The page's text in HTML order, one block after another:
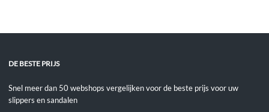
DE BESTE PRIJS
Snel meer dan 50 webshops vergelijken voor de beste prijs voor uw
slippers en sandalen